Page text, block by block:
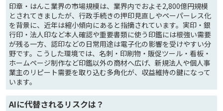
印章・はんこ業界の市場規模は、業界内でおよそ2,800億円規模
とされてきましたが、行政手続きの押印見直しやペーパーレス化
を背景に、近年は縮小傾向にあると指摘されています。実印・銀
行印・法人印など本人確認や重要書類に使う印鑑には根強い需要
が残る一方、認印などの日常用途は電子化の影響を受けやすい分
野です。こうした環境では、名刺・印刷物・販促ツール・看板・
ホームページ制作など印鑑以外の商材へ広げ、新規法人や個人事
業主のリピート需要を取り込む多角化が、収益維持の鍵になって
います。
AIに代替されるリスクは？